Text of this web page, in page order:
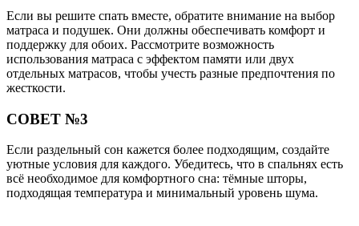
Если вы решите спать вместе, обратите внимание на выбор
матраса и подушек. Они должны обеспечивать комфорт и
поддержку для обоих. Рассмотрите возможность
использования матраса с эффектом памяти или двух
отдельных матрасов, чтобы учесть разные предпочтения по
жесткости.
СОВЕТ №3
Если раздельный сон кажется более подходящим, создайте
уютные условия для каждого. Убедитесь, что в спальнях есть
всё необходимое для комфортного сна: тёмные шторы,
подходящая температура и минимальный уровень шума.